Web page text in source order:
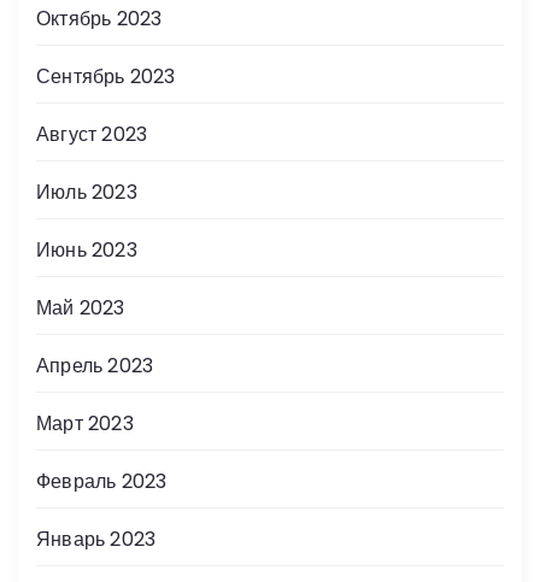
Октябрь 2023
Сентябрь 2023
Август 2023
Июль 2023
Июнь 2023
Май 2023
Апрель 2023
Март 2023
Февраль 2023
Январь 2023